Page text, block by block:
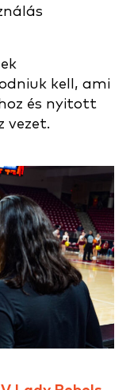
kell, ami
és nyitott
vezet.